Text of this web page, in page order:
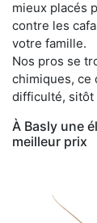
mieux placés
contre les
votre famille.
Nos pros se
chimiques, ce
difficulté, sitôt
À Basly une
meilleur prix